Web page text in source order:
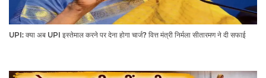
UPI: क्या अब UPI इस्तेमाल करने पर देना होगा चार्ज? वित्त मंत्री निर्मला सीतारमण ने दी सफाई